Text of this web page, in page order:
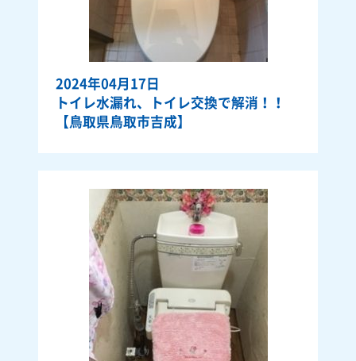
2024年04月17日
トイレ水漏れ、トイレ交換で解消！！
【鳥取県鳥取市吉成】